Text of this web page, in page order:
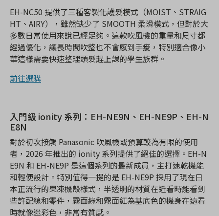
EH-NC50 提供了三種客製化護髮模式（MOIST、STRAIG
HT、AIRY），雖然缺少了 SMOOTH 柔滑模式，但對於大
多數日常使用來說已經足夠。這款吹風機的重量和尺寸都
經過優化，讓長時間吹整也不會感到手痠，特別適合像小
華這樣需要快速整理頭髮趕上課的學生族群。
前往選購
入門級 ionity 系列：EH-NE9N、EH-NE9P、EH-N
E8N
對於初次接觸 Panasonic 吹風機或預算較為有限的使用
者，2026 年推出的 ionity 系列提供了絕佳的選擇。EH-N
E9N 和 EH-NE9P 是這個系列的最新成員，主打速乾機能
和輕便設計。特別值得一提的是 EH-NE9P 採用了現在日
本正流行的果凍機殼樣式，半透明的材質在近看時能看到
些許配線和零件，霧面綠和霧面紅為基底色的機身在遠看
時就像迷彩色，非常有質感。